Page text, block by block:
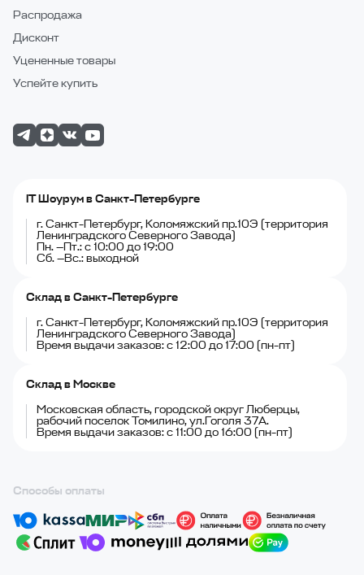
Распродажа
Дисконт
Уцененные товары
Успейте купить
IT Шоурум в Санкт-Петербурге
г. Санкт-Петербург, Коломяжский пр.10Э (территория
Ленинградского Северного Завода)
Пн. —Пт.: с 10:00 до 19:00
Сб. —Вс.: выходной
Склад в Санкт-Петербурге
г. Санкт-Петербург, Коломяжский пр.10Э (территория
Ленинградского Северного Завода)
Время выдачи заказов: с 12:00 до 17:00 (пн-пт)
Склад в Москве
Московская область, городской округ Люберцы,
рабочий поселок Томилино, ул.Гоголя 37А.
Время выдачи заказов: с 11:00 до 16:00 (пн-пт)
Способы оплаты